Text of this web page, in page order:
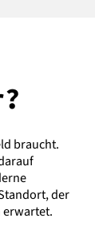
braucht.
der
erwartet.